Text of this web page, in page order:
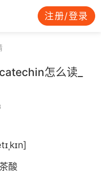
注册/登录
怎么读_
酸